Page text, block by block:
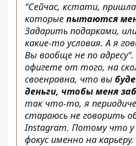
"Сейчас, кстати,
которые пытаются
Задарить подарками,
какие-то условия. А я
Вы вообще не по
офигете от того, на
своенравна, что вы
деньги, чтобы меня
так что-то, я
стараюсь не говорить
Instagram. Потому что у
фокус именно на карьеру.